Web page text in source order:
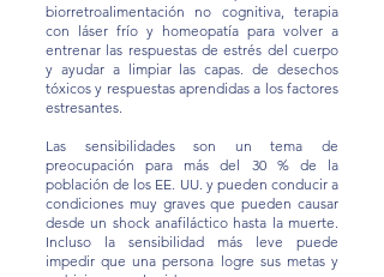
biorretroalimentación no cognitiva, terapia
con láser frío y homeopatía para volver a
entrenar las respuestas de estrés del cuerpo
y ayudar a limpiar las capas. de desechos
tóxicos y respuestas aprendidas a los factores
estresantes.
Las sensibilidades son un tema de
preocupación para más del 30 % de la
población de los EE. UU. y pueden conducir a
condiciones muy graves que pueden causar
desde un shock anafiláctico hasta la muerte.
Incluso la sensibilidad más leve puede
impedir que una persona logre sus metas y